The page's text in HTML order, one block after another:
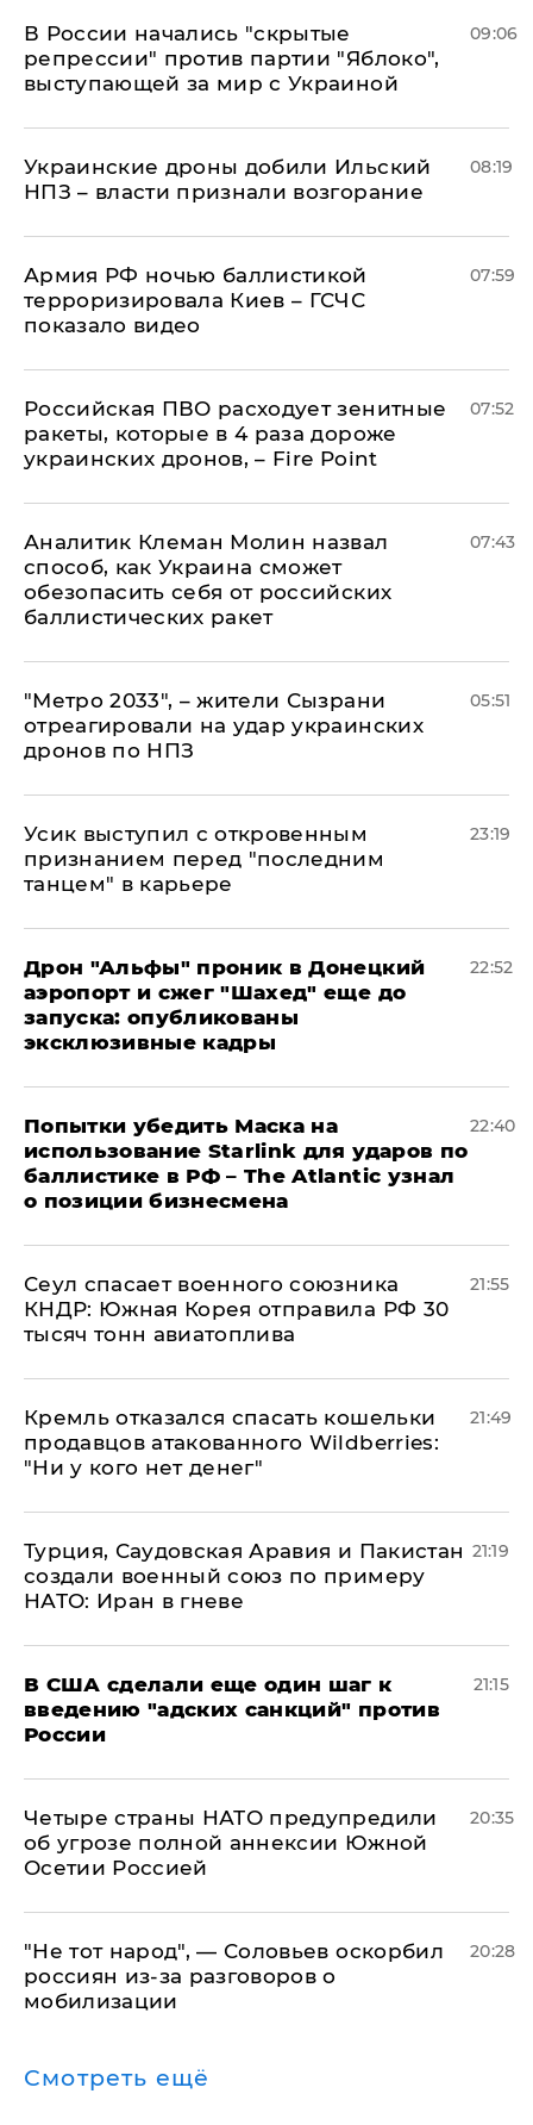
В России начались "скрытые
репрессии" против партии "Яблоко",
выступающей за мир с Украиной
09:06
Украинские дроны добили Ильский
НПЗ – власти признали возгорание
08:19
Армия РФ ночью баллистикой
терроризировала Киев – ГСЧС
показало видео
07:59
Российская ПВО расходует зенитные
ракеты, которые в 4 раза дороже
украинских дронов, – Fire Point
07:52
Аналитик Клеман Молин назвал
способ, как Украина сможет
обезопасить себя от российских
баллистических ракет
07:43
"Метро 2033", – жители Сызрани
отреагировали на удар украинских
дронов по НПЗ
05:51
Усик выступил с откровенным
признанием перед "последним
танцем" в карьере
23:19
Дрон "Альфы" проник в Донецкий
аэропорт и сжег "Шахед" еще до
запуска: опубликованы
эксклюзивные кадры
22:52
Попытки убедить Маска на
использование Starlink для ударов по
баллистике в РФ – The Atlantic узнал
о позиции бизнесмена
22:40
​Сеул спасает военного союзника
КНДР: Южная Корея отправила РФ 30
тысяч тонн авиатоплива
21:55
Кремль отказался спасать кошельки
продавцов атакованного Wildberries:
"Ни у кого нет денег"
21:49
Турция, Саудовская Аравия и Пакистан
создали военный союз по примеру
НАТО: Иран в гневе
21:19
В США сделали еще один шаг к
введению "адских санкций" против
России
21:15
Четыре страны НАТО предупредили
об угрозе полной аннексии Южной
Осетии Россией
20:35
​"Не тот народ", — Соловьев оскорбил
россиян из-за разговоров о
мобилизации
20:28
Смотреть ещё